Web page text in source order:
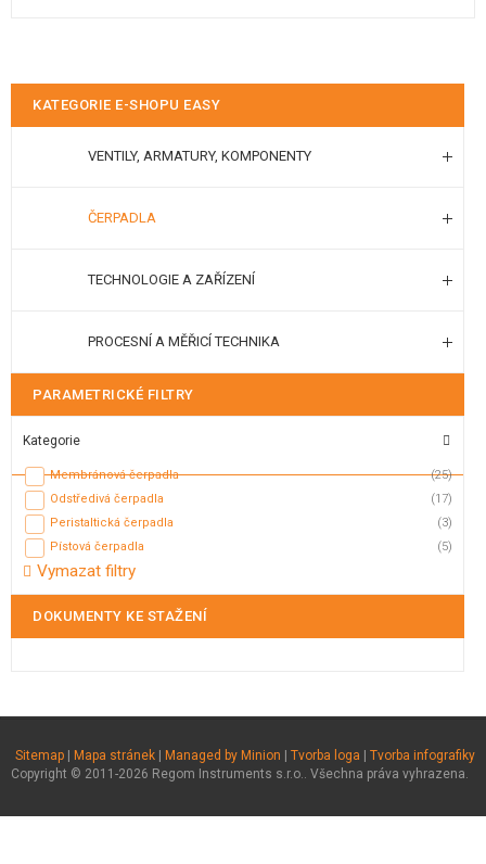
KATEGORIE E-SHOPU EASY
VENTILY, ARMATURY, KOMPONENTY
ČERPADLA
TECHNOLOGIE A ZAŘÍZENÍ
PROCESNÍ A MĚŘICÍ TECHNIKA
PARAMETRICKÉ FILTRY
Kategorie
Membránová čerpadla
(25)
Odstředivá čerpadla
(17)
Peristaltická čerpadla
(3)
Pístová čerpadla
(5)
Vymazat filtry
DOKUMENTY KE STAŽENÍ
Sitemap Mapa stránek Managed by Minion Tvorba loga
Tvorba infografiky
Copyright © 2011-2026 Regom Instruments s.r.o.. Všechna práva vyhrazena.